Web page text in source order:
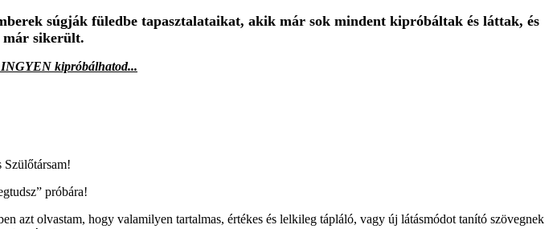
súgják füledbe tapasztalataikat, akik már sok mindent kipróbáltak és láttak, és
sikerült.
INGYEN kipróbálhatod...
Szülőtársam!
próbára!
olvastam, hogy valamilyen tartalmas, értékes és lelkileg tápláló, vagy új látásmódot tanító szövegnek